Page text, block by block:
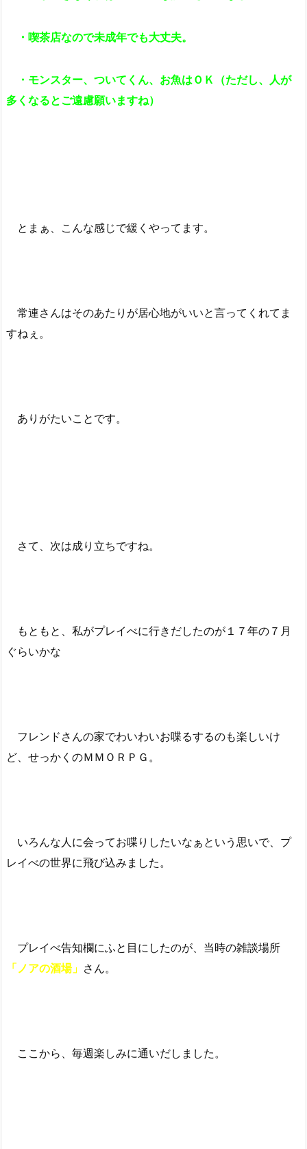
・喫茶店なので未成年でも大丈夫。
・モンスター、ついてくん、お魚はＯＫ（ただし、人が
多くなるとご遠慮願いますね）
とまぁ、こんな感じで緩くやってます。
常連さんはそのあたりが居心地がいいと言ってくれてま
すねぇ。
ありがたいことです。
さて、次は成り立ちですね。
もともと、私がプレイべに行きだしたのが１７年の７月
ぐらいかな
フレンドさんの家でわいわいお喋るするのも楽しいけ
ど、せっかくのＭＭＯＲＰＧ。
いろんな人に会ってお喋りしたいなぁという思いで、プ
レイべの世界に飛び込みました。
プレイべ告知欄にふと目にしたのが、当時の雑談場所
「ノアの酒場」 さん。
ここから、毎週楽しみに通いだしました。